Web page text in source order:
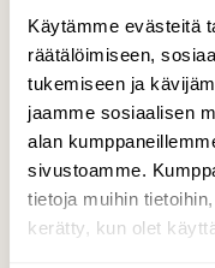
Käytämme evästeitä
räätälöimiseen,
tukemiseen ja
jaamme sosiaalisen
alan
sivustoamme.
tietoja muihin
kerätty, kun olet
Hömötiainen